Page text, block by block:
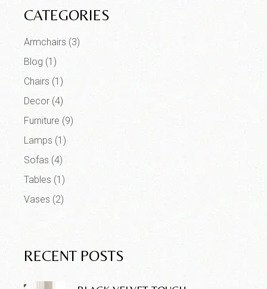
CATEGORIES
Armchairs (3)
Blog (1)
Chairs (1)
Decor (4)
Furniture (9)
Lamps (1)
Sofas (4)
Tables (1)
Vases (2)
RECENT POSTS